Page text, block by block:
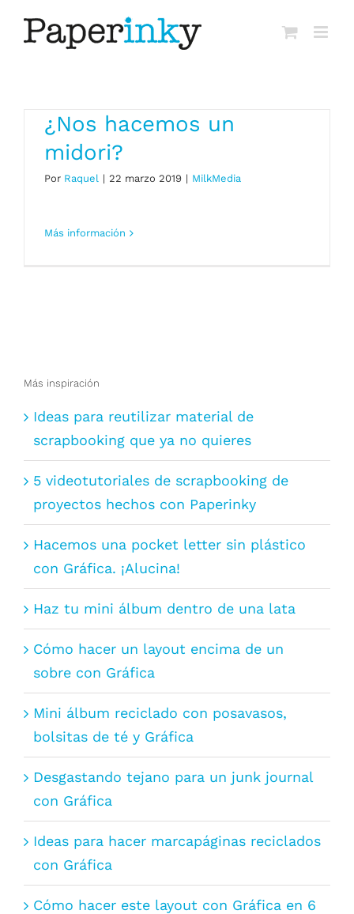
¿Nos hacemos un
midori?
Por Raquel | 22 marzo 2019 | MilkMedia
Más información
Más inspiración
Ideas para reutilizar material de
scrapbooking que ya no quieres
5 videotutoriales de scrapbooking de
proyectos hechos con Paperinky
Hacemos una pocket letter sin plástico
con Gráfica. ¡Alucina!
Haz tu mini álbum dentro de una lata
Cómo hacer un layout encima de un
sobre con Gráfica
Mini álbum reciclado con posavasos,
bolsitas de té y Gráfica
Desgastando tejano para un junk journal
con Gráfica
Ideas para hacer marcapáginas reciclados
con Gráfica
Cómo hacer este layout con Gráfica en 6